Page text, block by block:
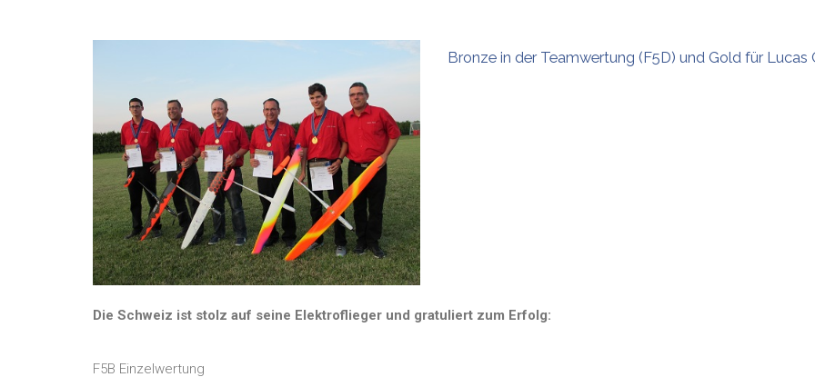
Bronze in der Teamwertung (F5D) und Gold für Lucas
Die Schweiz ist stolz auf seine Elektroflieger und gratuliert zum Erfolg:
F5B Einzelwertung